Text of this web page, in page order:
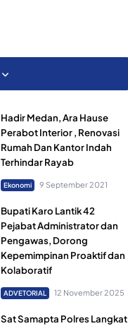
Hadir Medan, Ara Hause
Perabot Interior , Renovasi
Rumah Dan Kantor Indah
Terhindar Rayab
Ekonomi 9 September 2021
Bupati Karo Lantik 42
Pejabat Administrator dan
Pengawas, Dorong
Kepemimpinan Proaktif dan
Kolaboratif
ADVETORIAL 12 November 2025
Sat Samapta Polres Langkat